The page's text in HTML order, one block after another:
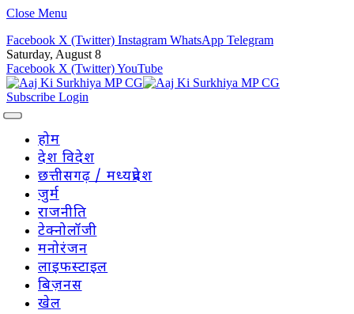
Close Menu
Facebook X (Twitter) Instagram WhatsApp Telegram
Saturday, August 8
Facebook X (Twitter)YouTube
Subscribe Login
होम
देश विदेश
छत्तीसगढ़ / मध्यप्रदेश
जुर्म
राजनीति
टेक्नोलॉजी
मनोरंजन
लाइफस्टाइल
बिज़नस
खेल